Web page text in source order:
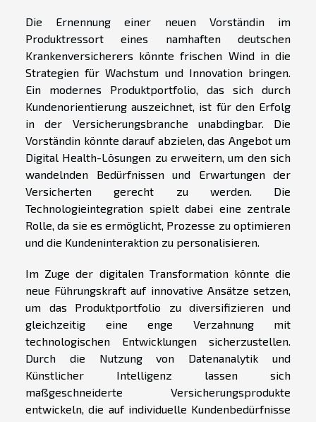
Die Ernennung einer neuen Vorständin im
Produktressort eines namhaften deutschen
Krankenversicherers könnte frischen Wind in die
Strategien für Wachstum und Innovation bringen.
Ein modernes Produktportfolio, das sich durch
Kundenorientierung auszeichnet, ist für den Erfolg
in der Versicherungsbranche unabdingbar. Die
Vorständin könnte darauf abzielen, das Angebot um
Digital Health-Lösungen zu erweitern, um den sich
wandelnden Bedürfnissen und Erwartungen der
Versicherten gerecht zu werden. Die
Technologieintegration spielt dabei eine zentrale
Rolle, da sie es ermöglicht, Prozesse zu optimieren
und die Kundeninteraktion zu personalisieren.
Im Zuge der digitalen Transformation könnte die
neue Führungskraft auf innovative Ansätze setzen,
um das Produktportfolio zu diversifizieren und
gleichzeitig eine enge Verzahnung mit
technologischen Entwicklungen sicherzustellen.
Durch die Nutzung von Datenanalytik und
Künstlicher Intelligenz lassen sich
maßgeschneiderte Versicherungsprodukte
entwickeln, die auf individuelle Kundenbedürfnisse